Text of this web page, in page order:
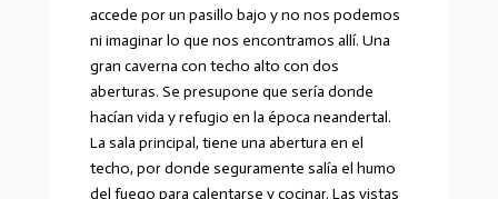
accede por un pasillo bajo y no nos podemos
ni imaginar lo que nos encontramos allí. Una
gran caverna con techo alto con dos
aberturas. Se presupone que sería donde
hacían vida y refugio en la época neandertal.
La sala principal, tiene una abertura en el
techo, por donde seguramente salía el humo
del fuego para calentarse y cocinar. Las vistas